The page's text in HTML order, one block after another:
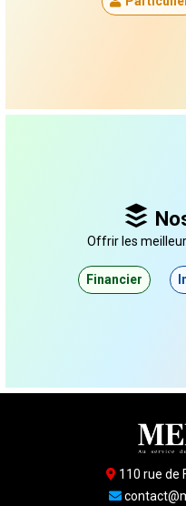
Offrir les
Financier
110 rue de